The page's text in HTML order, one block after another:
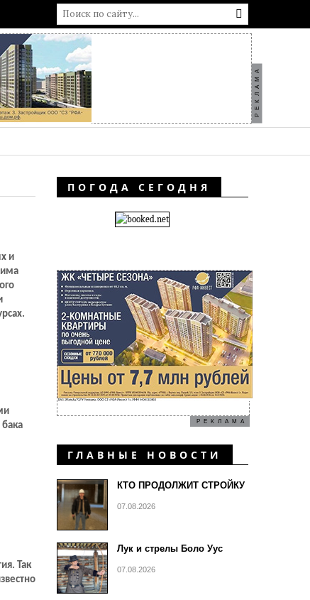
РЕКЛАМА
и
Так
ПОГОДА СЕГОДНЯ
РЕКЛАМА
ГЛАВНЫЕ НОВОСТИ
КТО ПРОДОЛЖИТ СТРОЙКУ
07.08.2026
Лук и стрелы Боло Уус
07.08.2026